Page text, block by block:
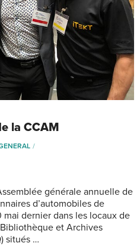
la CCAM
générale annuelle de
d’automobiles de
dernier dans les locaux de
et Archives
situés …